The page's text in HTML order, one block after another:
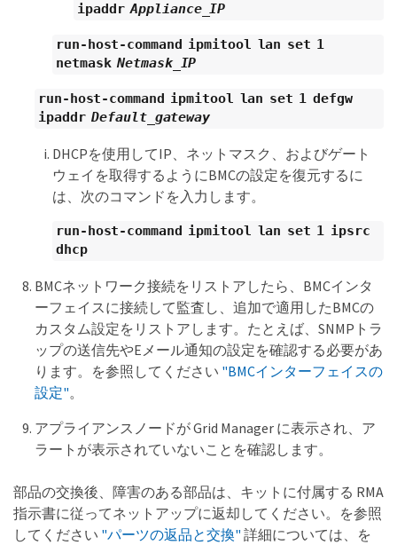
ipaddrAppliance_IP
run-host-command ipmitool lan set 1
netmaskNetmask_IP
run-host-command ipmitool lan set 1 defgw
ipaddrDefault_gateway
DHCPを使用してIP、ネットマスク、およびゲート
ウェイを取得するようにBMCの設定を復元するに
は、次のコマンドを入力します。
run-host-command ipmitool lan set 1 ipsrc
dhcp
BMCネットワーク接続をリストアしたら、BMCインタ
ーフェイスに接続して監査し、追加で適用したBMCの
カスタム設定をリストアします。たとえば、SNMPトラ
ップの送信先やEメール通知の設定を確認する必要があ
ります。を参照してください "BMCインターフェイスの
設定"。
アプライアンスノードが Grid Manager に表示され、ア
ラートが表示されていないことを確認します。
部品の交換後、障害のある部品は、キットに付属する RMA
指示書に従ってネットアップに返却してください。を参照
してください "パーツの返品と交換" 詳細については、を